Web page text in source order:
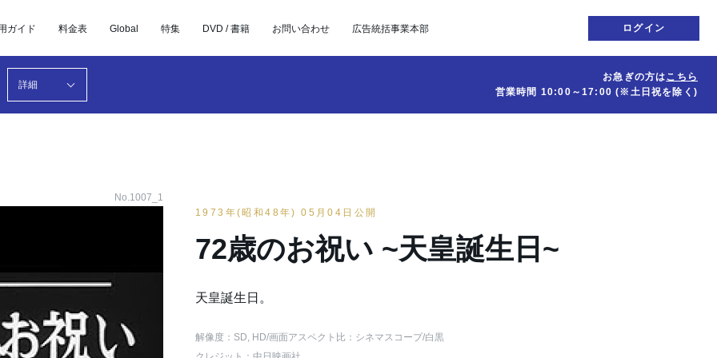
ガイド 料金表 Global 特集 DVD / 書籍 お問い合わせ 広告統括事業本部 ログイン
詳細
お急ぎの方はこちら
営業時間 10:00～17:00(※土日祝を除く)
No.1007_1
1973年(昭和48年) 05月04日公開
72歳のお祝い ~天皇誕生日~
天皇誕生日。
解像度：SD, HD/画面アスペクト比：シネマスコープ/白黒